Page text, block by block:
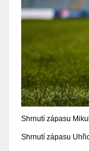
Shrnutí zápasu
Shrnutí zápasu